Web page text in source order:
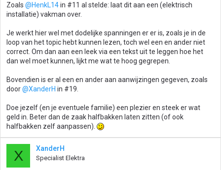
Zoals @HenkL14in #11 al stelde: laat dit aan een (elektrisch
installatie) vakman over.
Je werkt hier wel met dodelijke spanningen er er is, zoals je in de
loop van het topic hebt kunnen lezen, toch wel een en ander niet
correct. Om dan aan een leek via een tekst uit te leggen hoe het
dan wel moet kunnen, lijkt me wat te hoog gegrepen.
Bovendien is er al een en ander aan aanwijzingen gegeven, zoals
door@XanderH in #19.
Doe jezelf (en je eventuele familie) een plezier en steek er wat
geld in. Beter dan de zaak halfbakken laten zitten (of ook
halfbakken zelf aanpassen).
X XanderH
Specialist Elektra